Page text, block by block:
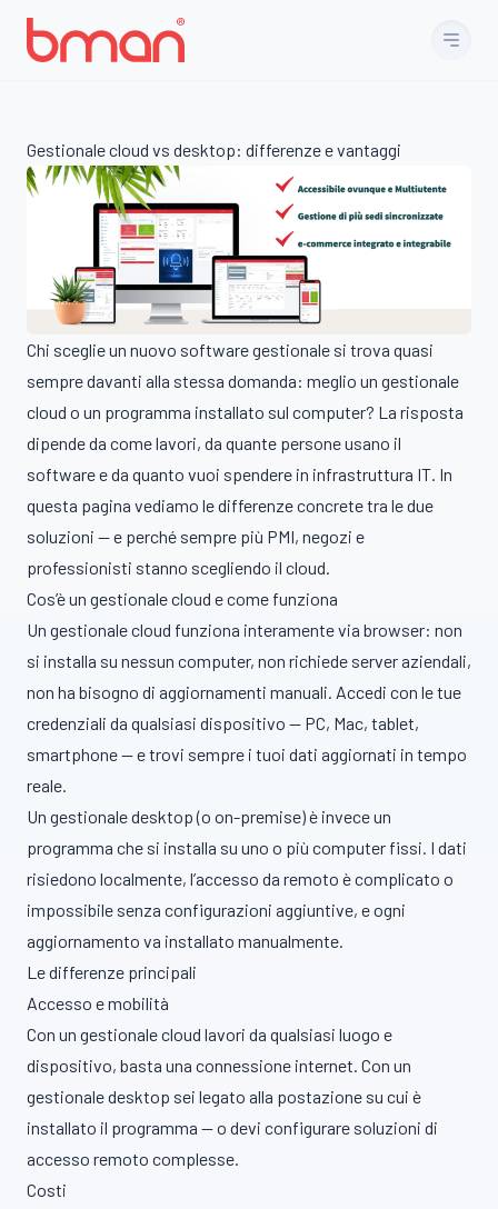
Gestionale cloud vs desktop: differenze e vantaggi
Chi sceglie un nuovo software gestionale si trova quasi
sempre davanti alla stessa domanda: meglio un gestionale
cloud o un programma installato sul computer? La risposta
dipende da come lavori, da quante persone usano il
software e da quanto vuoi spendere in infrastruttura IT. In
questa pagina vediamo le differenze concrete tra le due
soluzioni — e perché sempre più PMI, negozi e
professionisti stanno scegliendo il cloud.
Cos’è un gestionale cloud e come funziona
Un gestionale cloud funziona interamente via browser: non
si installa su nessun computer, non richiede server aziendali,
non ha bisogno di aggiornamenti manuali. Accedi con le tue
credenziali da qualsiasi dispositivo — PC, Mac, tablet,
smartphone — e trovi sempre i tuoi dati aggiornati in tempo
reale.
Un gestionale desktop (o on-premise) è invece un
programma che si installa su uno o più computer fissi. I dati
risiedono localmente, l’accesso da remoto è complicato o
impossibile senza configurazioni aggiuntive, e ogni
aggiornamento va installato manualmente.
Le differenze principali
Accesso e mobilità
Con un gestionale cloud lavori da qualsiasi luogo e
dispositivo, basta una connessione internet. Con un
gestionale desktop sei legato alla postazione su cui è
installato il programma — o devi configurare soluzioni di
accesso remoto complesse.
Costi